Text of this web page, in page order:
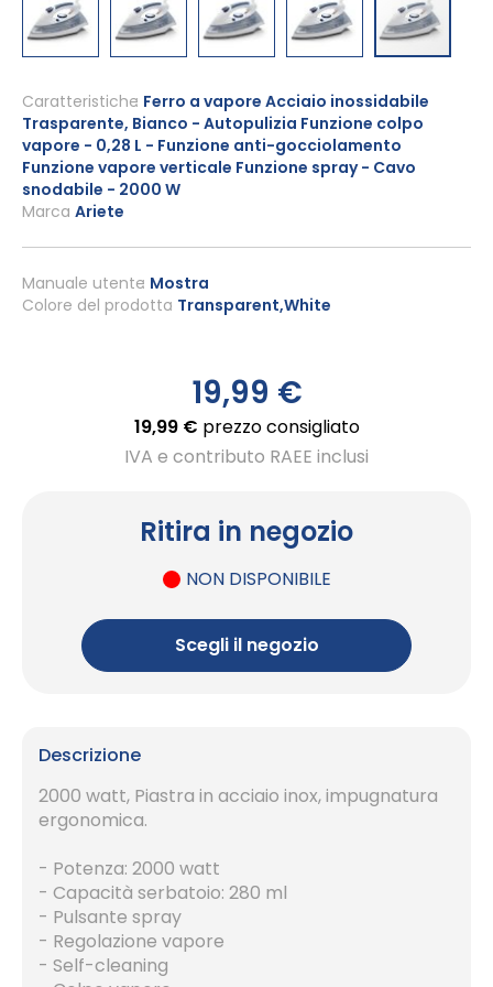
all'inizio
della
galleria
di
immagini
19,99 €
19,99 € prezzo consigliato
IVA e contributo RAEE inclusi
Ritira in negozio
NON DISPONIBILE
Scegli il negozio
Marca Ariete
Manuale utente Mostra
Caratteristiche Ferro a vapore Acciaio inossidabile
Trasparente, Bianco - Autopulizia Funzione colpo
vapore - 0,28 L - Funzione anti-gocciolamento
Funzione vapore verticale Funzione spray - Cavo
snodabile - 2000 W
Colore del prodotto Transparent,White
Descrizione
2000 watt, Piastra in acciaio inox, impugnatura
ergonomica.
- Potenza: 2000 watt
- Capacità serbatoio: 280 ml
- Pulsante spray
- Regolazione vapore
- Self-cleaning